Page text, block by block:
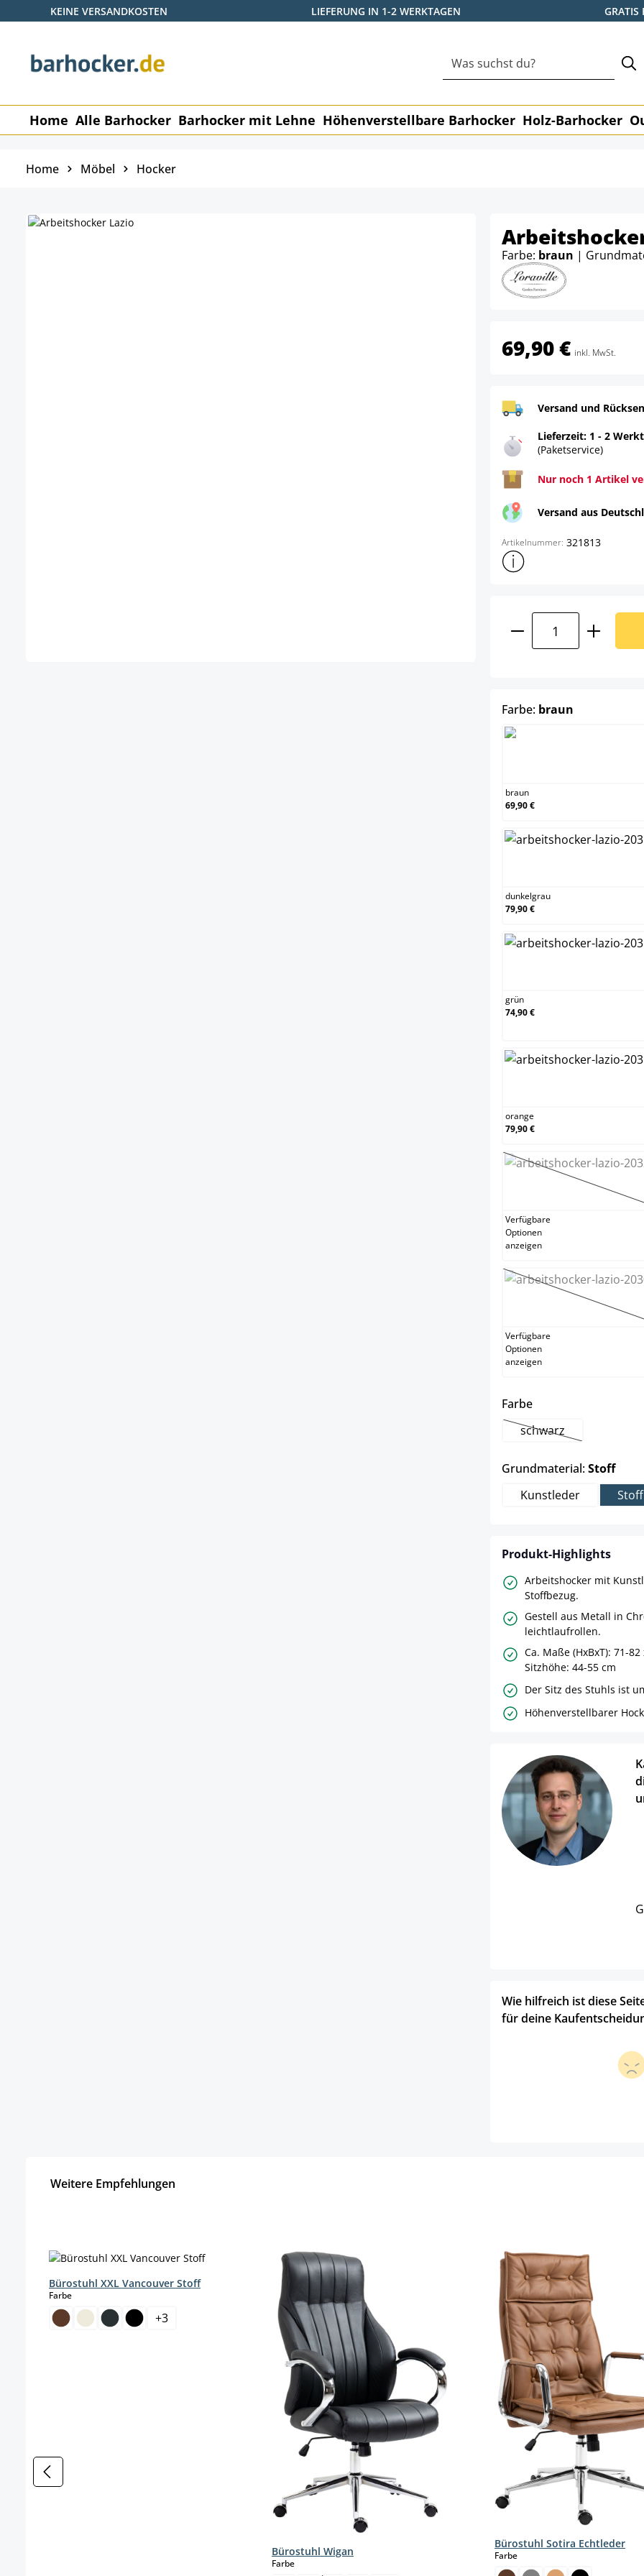
Hauptinhalt springen
Zur Suche springen
Zur Hauptnavigation springen
KEINE VERSANDKOSTEN LIEFERUNG IN 1-2 WERKTAGEN GRATIS
Home Alle Barhocker Barhocker mit Lehne Höhenverstellbare Barhocker Holz-Barhocker
Home Möbel Hocker
Farbe: braun |
69,90 € inkl. MwSt.
Versand und
Lieferzeit: 1 - 2
(Paketservice)
Nur noch 1 Artikel
Versand aus
Artikelnummer: 321813
Weitere
Produkt Anzahl:
Farbe: braun
braun
69,90 €
dunkelgrau
79,90 €
grün
74,90 €
orange
79,90 €
schwarz
(Diese
Verfügbare
Optionen
anzeigen
weiß
(Diese
Verfügbare
Optionen
anzeigen
Farbeauswählen
schwarz(Diese Option ist
Grundmaterial:Stoff
Kunstleder
Stoff
Produkt-Highlights
Arbeitshocker mit
Stoffbezug.
Gestell aus Metall in
leichtlaufrollen.
Ca. Maße (HxBxT): 71-
Sitzhöhe: 44-55 cm
Der Sitz des Stuhls ist
Höhenverstellbarer
Wie hilfreich ist diese
für deine
Weitere Empfehlungen
Bürostuhl XXL Vancouver Stoff
Farbeauswählen
+3
Bürostuhl Wigan
Farbeauswählen
Bürostuhl Sotira Echtleder
Farbeauswählen